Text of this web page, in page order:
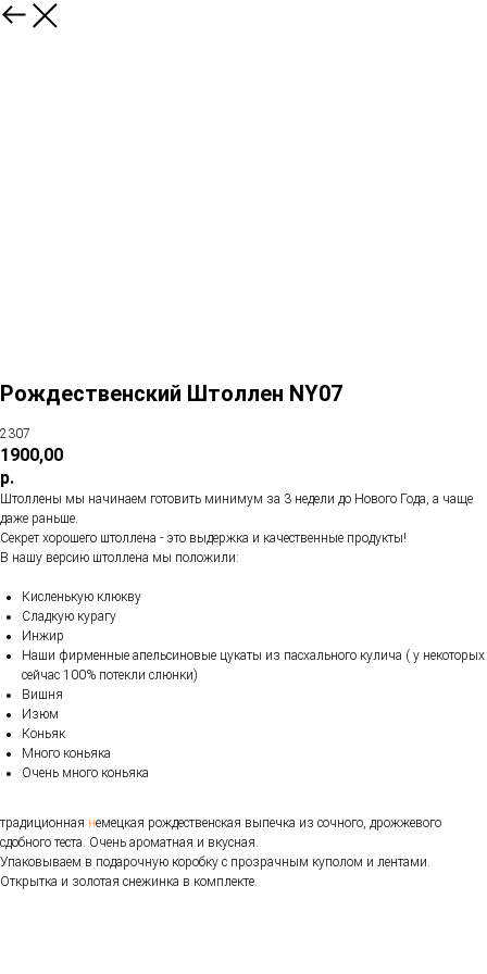
Рождественский Штоллен NY07
2307
1900,00
р.
Штоллены мы начинаем готовить минимум за 3 недели до Нового Года, а чаще
даже раньше.
Секрет хорошего штоллена - это выдержка и качественные продукты!
В нашу версию штоллена мы положили:
Кисленькую клюкву
Сладкую курагу
Инжир
Наши фирменные апельсиновые цукаты из пасхального кулича ( у некоторых
сейчас 100% потекли слюнки)
Вишня
Изюм
Коньяк
Много коньяка
Очень много коньяка
традиционная немецкая рождественская выпечка из сочного, дрожжевого
сдобного теста. Очень ароматная и вкусная.
Упаковываем в подарочную коробку с прозрачным куполом и лентами.
Открытка и золотая снежинка в комплекте.